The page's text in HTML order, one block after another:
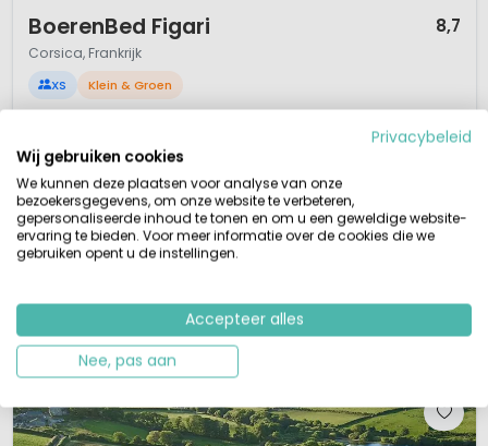
BoerenBed Figari 8,7
Corsica, Frankrijk
XS Klein & Groen
Diverse prachtige stranden in de omgeving
Beklim de Cagna berg
Aan de rand van de vele bergketens van het Franse vakantie-eiland
Corsica vind je boerderijcamping Figari van BoerenBed. Hier heten de
eigenaren Pierre-Paul en Santa je graag welkom. Deze gastfamilie heeft
Bekijk bij BoerenBed »
Privacybeleid
Wij gebruiken cookies
We kunnen deze plaatsen voor analyse van onze
bezoekersgegevens, om onze website te verbeteren,
gepersonaliseerde inhoud te tonen en om u een geweldige website-
ervaring te bieden. Voor meer informatie over de cookies die we
gebruiken opent u de instellingen.
Accepteer alles
Nee, pas aan